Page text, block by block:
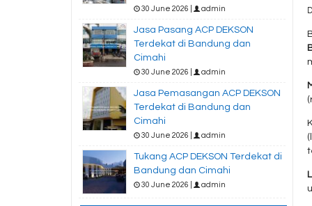
30 June 2026 | admin
Jasa Pasang ACP DEKSON
Terdekat di Bandung dan
Cimahi
30 June 2026 | admin
Jasa Pemasangan ACP DEKSON
Terdekat di Bandung dan
Cimahi
30 June 2026 | admin
Tukang ACP DEKSON Terdekat di
Bandung dan Cimahi
30 June 2026 | admin